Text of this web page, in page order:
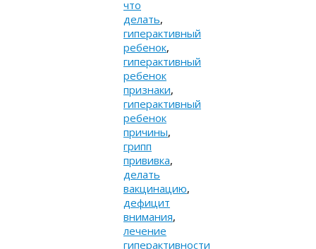
что
делать,
гиперактивный
ребенок,
гиперактивный
ребенок
признаки,
гиперактивный
ребенок
причины,
грипп
прививка,
делать
вакцинацию,
дефицит
внимания,
лечение
гиперактивности